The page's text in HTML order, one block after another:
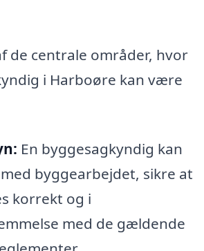
de centrale områder, hvor
i Harboøre kan være
En byggesagkyndig kan
byggearbejdet, sikre at
korrekt og i
med de gældende